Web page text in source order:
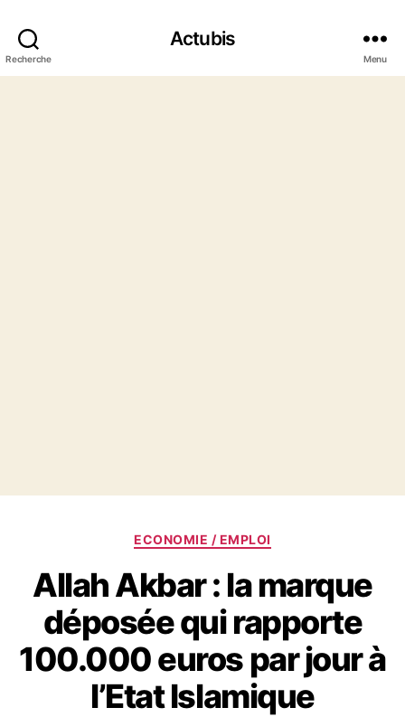
Recherche
Actubis
Menu
Catégories
ECONOMIE / EMPLOI
Allah Akbar : la marque
déposée qui rapporte
100.000 euros par jour à
l’Etat Islamique